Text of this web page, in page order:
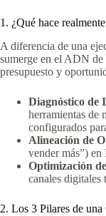
1. ¿Qué hace
A diferencia de una
sumerge en el ADN
presupuesto y
Diagnóstico de
herramientas de
configurados
Alineación de
vender más”)
Optimización
canales digitales
2. Los 3 Pilares de